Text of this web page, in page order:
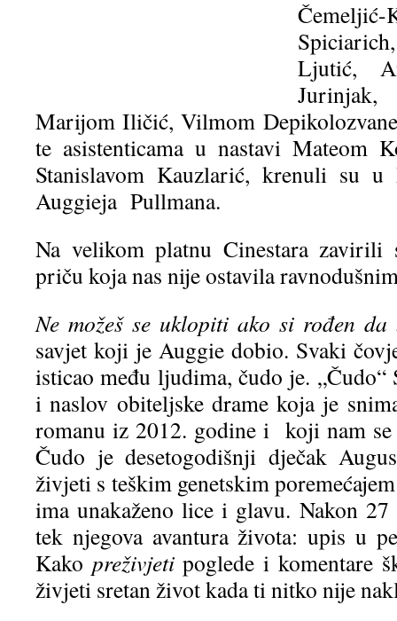
Ljutić,
Marijom Iličić, Vilmom
te asistenticama u nastavi Mateom
Stanislavom Kauzlarić, krenuli su
Auggieja Pullmana.
Na velikom platnu Cinestara
priču koja nas nije ostavila
Ne možeš se uklopiti ako si rođen
savjet koji je Auggie dobio. Svaki
isticao među ljudima, čudo je.
i naslov obiteljske drame koja je
romanu iz 2012. godine i koji nam se
Čudo je desetogodišnji dječak
živjeti s teškim genetskim
ima unakaženo lice i glavu. Nakon 27
tek njegova avantura života: upis u
Kako preživjetipoglede i komentare
živjeti sretan život kada ti nitko nije